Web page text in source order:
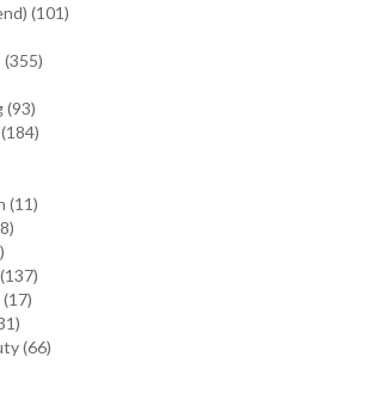
(101)
(355)
(93)
(184)
(11)
(137)
(17)
(66)